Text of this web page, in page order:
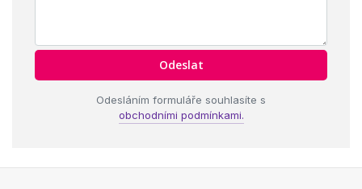
Odesláním formuláře souhlasíte s
obchodními podmínkami.